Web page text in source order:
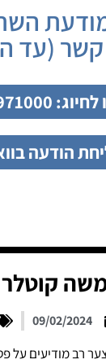
קשר (עד
077-9971000
הודעה
09/02/2024
רב מודיעים על